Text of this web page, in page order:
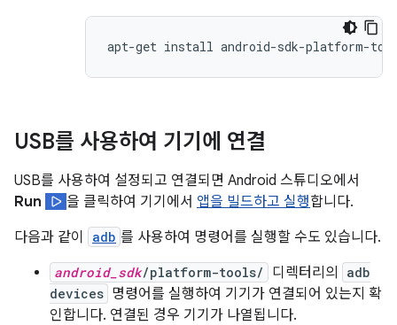
USB를 사용하여 기기에 연결
USB를 사용하여 설정되고 연결되면 Android 스튜디오에서
Run
을 클릭하여 기기에서 앱을 빌드하고 실행합니다.
다음과 같이
adb 를 사용하여 명령어를 실행할 수도 있습니다.
android_sdk/platform-tools/ 디렉터리의
adb
devices 명령어를 실행하여 기기가 연결되어 있는지 확
인합니다. 연결된 경우 기기가 나열됩니다.